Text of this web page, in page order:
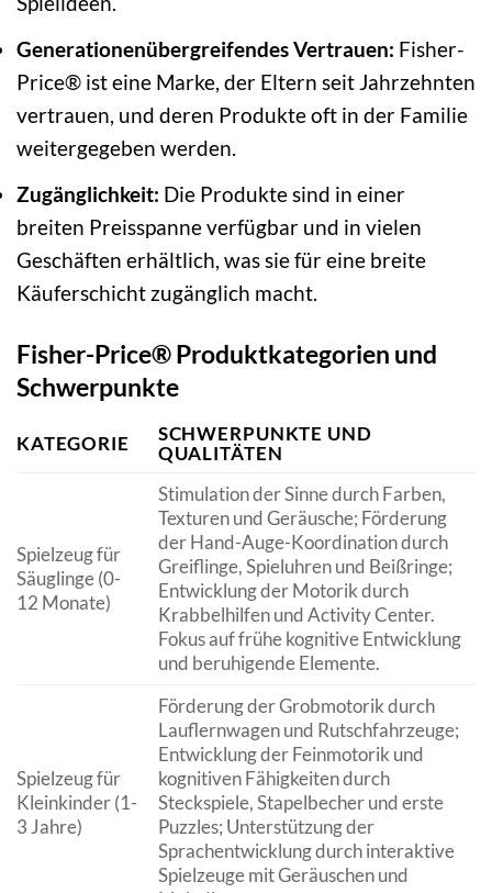
Generationenübergreifendes Vertrauen: Fisher-
Price® ist eine Marke, der Eltern seit Jahrzehnten
vertrauen, und deren Produkte oft in der Familie
weitergegeben werden.
Zugänglichkeit: Die Produkte sind in einer
breiten Preisspanne verfügbar und in vielen
Geschäften erhältlich, was sie für eine breite
Käuferschicht zugänglich macht.
Fisher-Price® Produktkategorien und
Schwerpunkte
KATEGORIE
SCHWERPUNKTE UND
QUALITÄTEN
Spielzeug für
Säuglinge (0-
12 Monate)
Stimulation der Sinne durch Farben,
Texturen und Geräusche; Förderung
der Hand-Auge-Koordination durch
Greiflinge, Spieluhren und Beißringe;
Entwicklung der Motorik durch
Krabbelhilfen und Activity Center.
Fokus auf frühe kognitive Entwicklung
und beruhigende Elemente.
Spielzeug für
Kleinkinder (1-
3 Jahre)
Förderung der Grobmotorik durch
Lauflernwagen und Rutschfahrzeuge;
Entwicklung der Feinmotorik und
kognitiven Fähigkeiten durch
Steckspiele, Stapelbecher und erste
Puzzles; Unterstützung der
Sprachentwicklung durch interaktive
Spielzeuge mit Geräuschen und